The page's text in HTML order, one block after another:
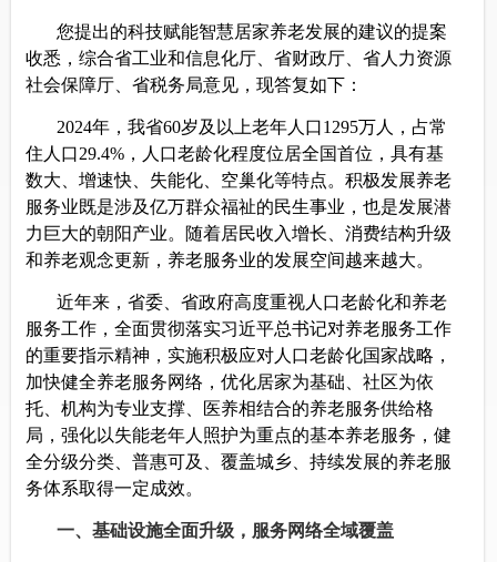
您提出的科技赋能智慧居家养老发展的建议的提案
收悉， 综合省工业和信息化厅、省财政厅、省人力资源
社会保障厅、省税务局意见 ，现答复如下：
2024年 ，我省60岁及以上老年人口1 295万人，占常
住人口29.4% ，人口老龄化程度位居全国首位， 具有基
数大、增速快、失能化、空巢化等特点。积极发展养老
服务业既是涉及亿万群众福祉的民生事业，也是发展潜
力巨大的朝阳产业。随着居民收入增长、消费结构升级
和养老观念更新，养老服务业的发展空间越来越大。
近年来，省委、省政府高度重视人口老龄化和养老
服务工作， 全面贯彻落实习近平总书记对养老服务工作
的重要指示精神，实施积极应对人口老龄化国家战略，
加快健全养老服务网络，优化居家为基础、社区为依
托、机构为专业支撑、医养相结合的养老服务供给格
局，强化以失能老年人照护为重点的基本养老服务，健
全分级分类、普惠可及、覆盖城乡、持续发展的养老服
务体系取得一定成效。
一、 基础设施全面升级，服务网络全域覆盖